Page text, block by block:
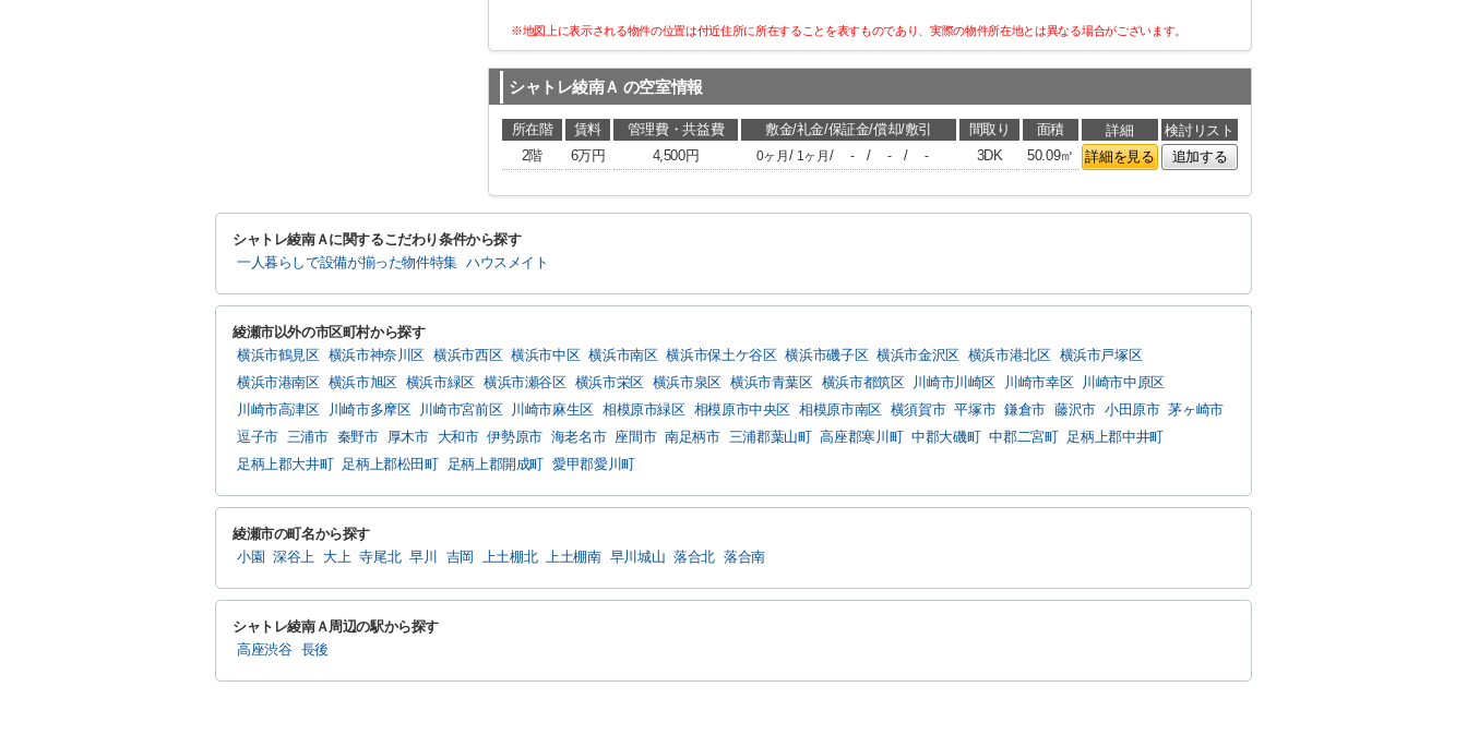
※地図上に表示される物件の位置は付近住所に所在することを表すものであり、実際の物件所在地とは異なる場合がございます。
シャトレ綾南Ａ の空室情報
所在階 賃料 管理費・共益費 敷金/礼金/保証金/償却/敷引 間取り 面積 詳細
検討リスト
2階
6万円 4,500円 0ヶ月/ 1ヶ月/ - / - / - 3DK 50.09㎡ 詳細を見る 追加する
シャトレ綾南Ａに関するこだわり条件から探す
一人暮らしで設備が揃った物件特集 ハウスメイト
綾瀬市以外の市区町村から探す
横浜市鶴見区 横浜市神奈川区 横浜市西区 横浜市中区 横浜市南区 横浜市保土ケ谷区 横浜市磯子区 横浜市金沢区 横浜市港北区 横浜市戸塚区
横浜市港南区 横浜市旭区 横浜市緑区 横浜市瀬谷区 横浜市栄区 横浜市泉区 横浜市青葉区 横浜市都筑区 川崎市川崎区 川崎市幸区
川崎市中原区
川崎市高津区
川崎市多摩区 川崎市宮前区 川崎市麻生区 相模原市緑区 相模原市中央区 相模原市南区 横須賀市 平塚市 鎌倉市 藤沢市 小田原市 茅ヶ崎市
逗子市
三浦市 秦野市 厚木市 大和市 伊勢原市 海老名市 座間市 南足柄市 三浦郡葉山町 高座郡寒川町 中郡大磯町 中郡二宮町
足柄上郡中井町
足柄上郡大井町
足柄上郡松田町 足柄上郡開成町 愛甲郡愛川町
綾瀬市の町名から探す
小園 深谷上 大上 寺尾北 早川 吉岡 上土棚北 上土棚南 早川城山 落合北 落合南
シャトレ綾南Ａ周辺の駅から探す
高座渋谷 長後